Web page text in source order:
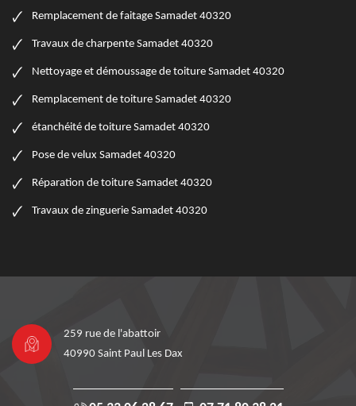
Remplacement de faitage Samadet 40320
Travaux de charpente Samadet 40320
Nettoyage et démoussage de toiture Samadet 40320
Remplacement de toiture Samadet 40320
étanchéité de toiture Samadet 40320
Pose de velux Samadet 40320
Réparation de toiture Samadet 40320
Travaux de zinguerie Samadet 40320
259 rue de l'abattoir
40990 Saint Paul Les Dax